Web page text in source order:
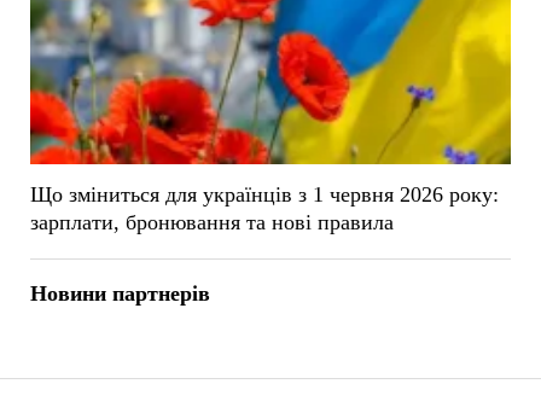
Що зміниться для українців з 1 червня 2026 року:
зарплати, бронювання та нові правила
Новини партнерів